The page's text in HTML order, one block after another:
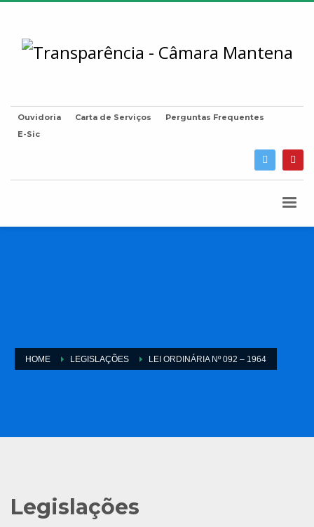
Ouvidoria Carta de Serviços
Perguntas Frequentes
E-Sic
HOME LEGISLAÇÕES LEI ORDINÁRIA Nº 092 – 1964
Legislações